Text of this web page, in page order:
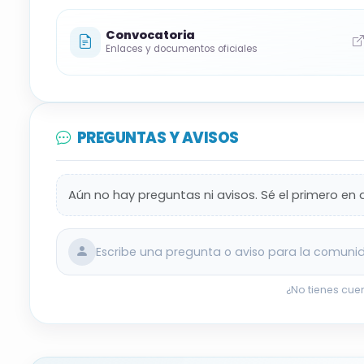
La Dirección Provincial podrá convocar
conocimientos (calificación “Apto/No
📝Plazo y solicitud
Plazo de presentación: del 09/04/2026
Solicitud por sede electrónica del
(confirmación y registro electrónico).
Adjuntar documentación en formato
Convocatoria
Enlaces y documentos oficiales
PREGUNTAS Y AVISOS
Aún no hay preguntas ni avisos. Sé el primero
Escribe una pregunta o aviso para la
¿No tienes